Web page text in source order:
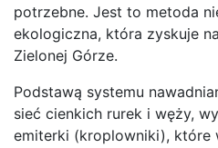
potrzebne. Jest to metoda
ekologiczna, która zyskuje
Zielonej Górze.
Podstawą systemu
sieć cienkich rurek i węży,
emiterki (kroplowniki), które